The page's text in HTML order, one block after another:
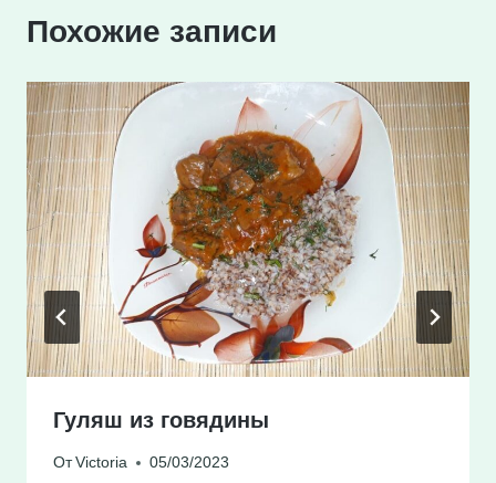
Похожие записи
Гуляш из говядины
От Victoria 05/03/2023